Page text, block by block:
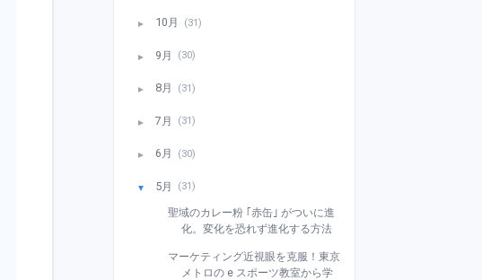
► 10月 (31)
► 9月 (30)
► 8月 (31)
► 7月 (31)
► 6月 (30)
▼ 5月 (31)
聖域のカレー粉 ｢赤缶｣ がついに進
化。変化を恐れず進化する方法
マーケティング近視眼を克服！東京
メトロの e スポーツ教室から学